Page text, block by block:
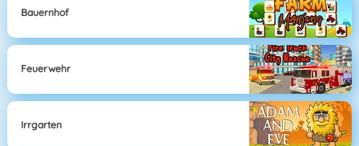
Bauernhof
Feuerwehr
Irrgarten